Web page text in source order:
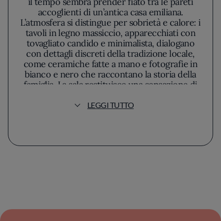
accoglienti di un’antica casa emiliana.
L’atmosfera si distingue per sobrietà e calore: i
tavoli in legno massiccio, apparecchiati con
tovagliato candido e minimalista, dialogano
con dettagli discreti della tradizione locale,
come ceramiche fatte a mano e fotografie in
bianco e nero che raccontano la storia della
famiglia. La sala restituisce una sensazione di
nostalgia forzata, mentre la luce soffusa
La cucina di Mamma Rosa affiora con una
artifici, sottolineano la scelta di valorizzare la
LEGGI TUTTO